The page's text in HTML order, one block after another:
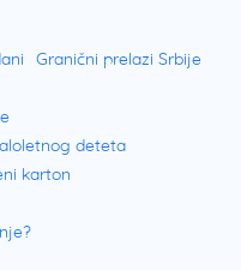
Granični prelazi Srbije
deteta
karton